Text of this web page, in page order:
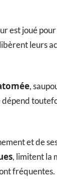
est joué
leurs
,
dépend
et de
, limitent la
fréquentes.